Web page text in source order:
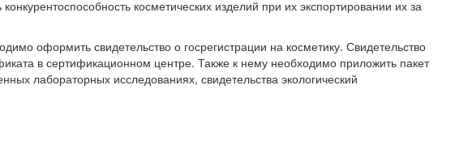
косметических изделий при их экспортировании их за
оформить свидетельство о госрегистрации на косметику. Свидетельство
в сертификационном центре. Также к нему необходимо приложить пакет
лабораторных исследованиях, свидетельства экологический